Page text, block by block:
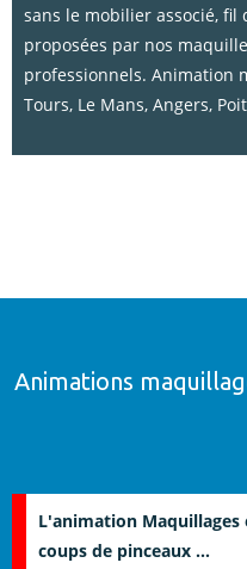
sans le mobilier associé, fil
proposées par nos
professionnels. Animation
Tours, Le Mans, Angers,
Animations
L'animation Maquillages
coups de pinceaux ...